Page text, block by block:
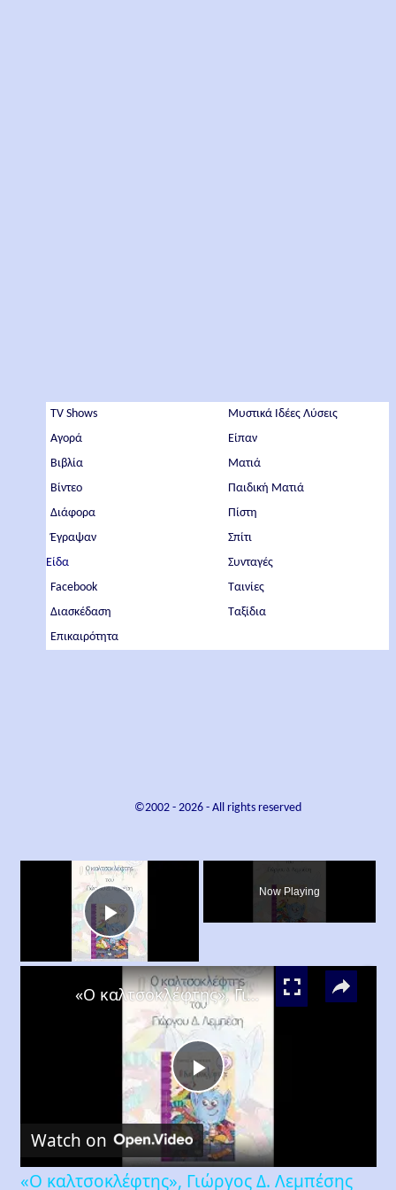
TV Shows
Αγορά
Βιβλία
Βίντεο
Διάφορα
Έγραψαν
Είδα
Facebook
Διασκέδαση
Επικαιρότητα
Μυστικά Ιδέες Λύσεις
Είπαν
Ματιά
Παιδική Ματιά
Πίστη
Σπίτι
Συνταγές
Ταινίες
Ταξίδια
©2002 - 2026- All rights reserved
Play
Video
Now Playing
Play
Video
«Ο καλτσοκλέφτης», Γιώργος Δ. Λεμπέσης
Watch on
«Ο καλτσοκλέφτης», Γιώργος Δ. Λεμπέσης